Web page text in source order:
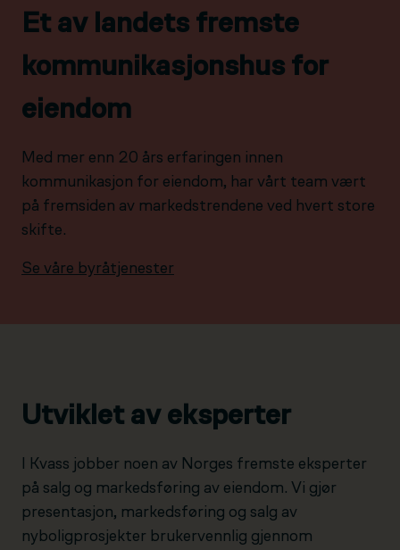
Et av landets fremste
kommunikasjonshus for
eiendom
Med mer enn 20 års erfaringen innen
kommunikasjon for eiendom, har vårt team vært
på fremsiden av markedstrendene ved hvert store
skifte.
Se våre byråtjenester
Utviklet av eksperter
I Kvass jobber noen av Norges fremste eksperter
på salg og markedsføring av eiendom. Vi gjør
presentasjon, markedsføring og salg av
nyboligprosjekter brukervennlig gjennom